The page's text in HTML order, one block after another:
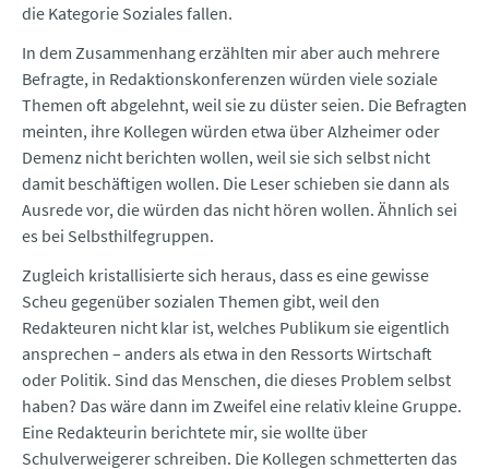
die Kategorie Soziales fallen.
In dem Zusammenhang erzählten mir aber auch mehrere
Befragte, in Redaktionskonferenzen würden viele soziale
Themen oft abgelehnt, weil sie zu düster seien. Die Befragten
meinten, ihre Kollegen würden etwa über Alzheimer oder
Demenz nicht berichten wollen, weil sie sich selbst nicht
damit beschäftigen wollen. Die Leser schieben sie dann als
Ausrede vor, die würden das nicht hören wollen. Ähnlich sei
es bei Selbsthilfegruppen.
Zugleich kristallisierte sich heraus, dass es eine gewisse
Scheu gegenüber sozialen Themen gibt, weil den
Redakteuren nicht klar ist, welches Publikum sie eigentlich
ansprechen – anders als etwa in den Ressorts Wirtschaft
oder Politik. Sind das Menschen, die dieses Problem selbst
haben? Das wäre dann im Zweifel eine relativ kleine Gruppe.
Eine Redakteurin berichtete mir, sie wollte über
Schulverweigerer schreiben. Die Kollegen schmetterten das